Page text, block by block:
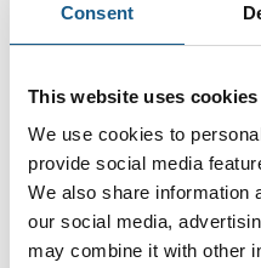
Consent
This website uses cookies
We use cookies to
provide social media
We also share information
our social media,
may combine it with other
Druck PV624